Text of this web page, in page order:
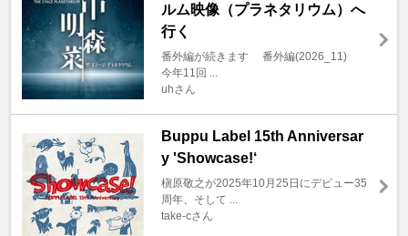
ルム映像（プラネタリウム）へ
行く
番外編が続きます 番外編(2026_11)
今年11回 ...
uhさん
Buppu Label 15th Anniversar
y 'Showcase!‘
槇原敬之が2025年10月25日にデビュー35
周年、そして ...
take-cさん